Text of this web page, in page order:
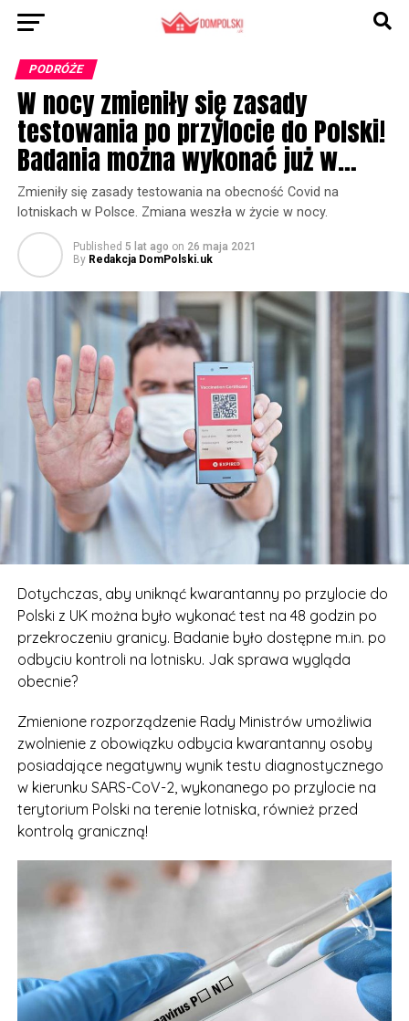
PODRÓŻE
W nocy zmieniły się zasady
testowania po przylocie do Polski!
Badania można wykonać już w…
Zmieniły się zasady testowania na obecność Covid na
lotniskach w Polsce. Zmiana weszła w życie w nocy.
Published 5 lat ago on 26 maja 2021
By Redakcja DomPolski.uk
Dotychczas, aby uniknąć kwarantanny po przylocie do
Polski z UK można było wykonać test na 48 godzin po
przekroczeniu granicy. Badanie było dostępne m.in. po
odbyciu kontroli na lotnisku. Jak sprawa wygląda
obecnie?
Zmienione rozporządzenie Rady Ministrów umożliwia
zwolnienie z obowiązku odbycia kwarantanny osoby
posiadające negatywny wynik testu diagnostycznego
w kierunku SARS-CoV-2, wykonanego po przylocie na
terytorium Polski na terenie lotniska, również przed
kontrolą graniczną!